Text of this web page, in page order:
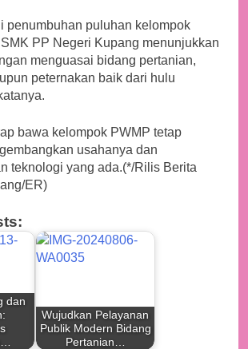
penumbuhan puluhan kelompok
PP Negeri Kupang menunjukkan
menguasai bidang pertanian,
peternakan baik dari hulu
bawa kelompok PWMP tetap
usahanya dan
teknologi yang ada.(*/Rilis Berita
ER)
dan
Wujudkan Pelayanan
Publik Modern Bidang
Pertanian…